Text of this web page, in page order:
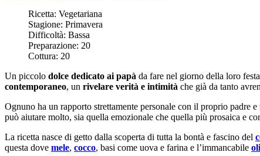
Ricetta: Vegetariana
Stagione: Primavera
Difficoltà: Bassa
Preparazione: 20
Cottura: 20
Un piccolo dolce dedicato ai papà da fare nel giorno della loro
contemporaneo, un rivelare verità e intimità che già da tanto
Ognuno ha un rapporto strettamente personale con il proprio padre
può aiutare molto, sia quella emozionale che quella più prosaica e
La ricetta nasce di getto dalla scoperta di tutta la bontà e fascino del
questa dove mele, cocco, basi come uova e farina e l’immancabile